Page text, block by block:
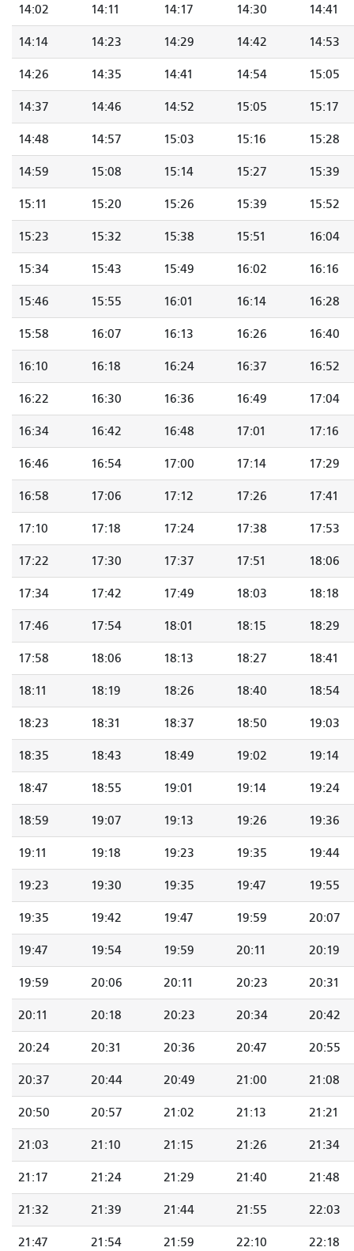
14:02 14:11 14:17 14:30 14:41
14:14 14:23 14:29 14:42 14:53
14:26 14:35 14:41 14:54 15:05
14:37 14:46 14:52 15:05 15:17
14:48 14:57 15:03 15:16 15:28
14:59 15:08 15:14 15:27 15:39
15:11 15:20 15:26 15:39 15:52
15:23 15:32 15:38 15:51 16:04
15:34 15:43 15:49 16:02 16:16
15:46 15:55 16:01 16:14 16:28
15:58 16:07 16:13 16:26 16:40
16:10 16:18 16:24 16:37 16:52
16:22 16:30 16:36 16:49 17:04
16:34 16:42 16:48 17:01 17:16
16:46 16:54 17:00 17:14 17:29
16:58 17:06 17:12 17:26 17:41
17:10 17:18 17:24 17:38 17:53
17:22 17:30 17:37 17:51 18:06
17:34 17:42 17:49 18:03 18:18
17:46 17:54 18:01 18:15 18:29
17:58 18:06 18:13 18:27 18:41
18:11 18:19 18:26 18:40 18:54
18:23 18:31 18:37 18:50 19:03
18:35 18:43 18:49 19:02 19:14
18:47 18:55 19:01 19:14 19:24
18:59 19:07 19:13 19:26 19:36
19:11 19:18 19:23 19:35 19:44
19:23 19:30 19:35 19:47 19:55
19:35 19:42 19:47 19:59 20:07
19:47 19:54 19:59 20:11 20:19
19:59 20:06 20:11 20:23 20:31
20:11 20:18 20:23 20:34 20:42
20:24 20:31 20:36 20:47 20:55
20:37 20:44 20:49 21:00 21:08
20:50 20:57 21:02 21:13 21:21
21:03 21:10 21:15 21:26 21:34
21:17 21:24 21:29 21:40 21:48
21:32 21:39 21:44 21:55 22:03
21:47 21:54 21:59 22:10 22:18